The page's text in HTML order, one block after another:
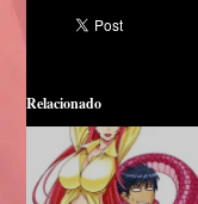
Relacionado